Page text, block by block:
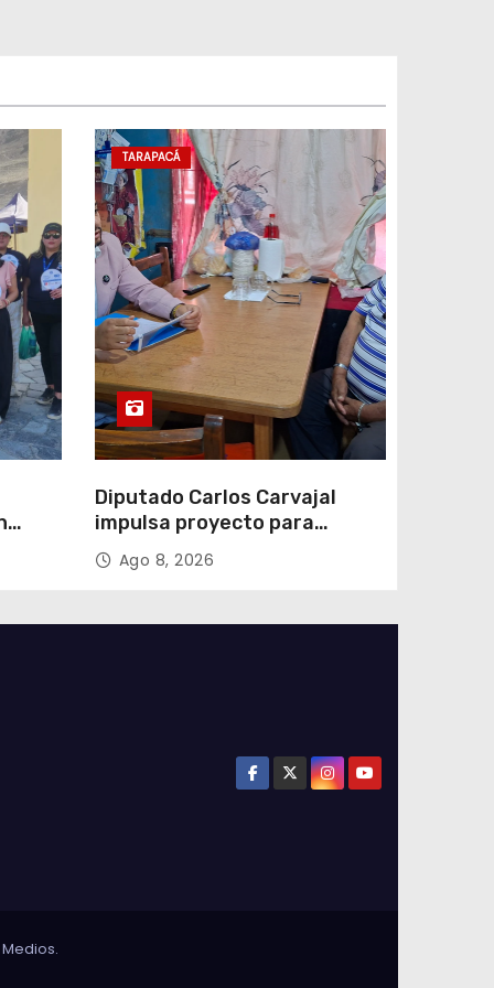
TARAPACÁ
Diputado Carlos Carvajal
impulsa proyecto para
homenajear en vida al
campeón mundial Raúl
Ago 8, 2026
Medios.